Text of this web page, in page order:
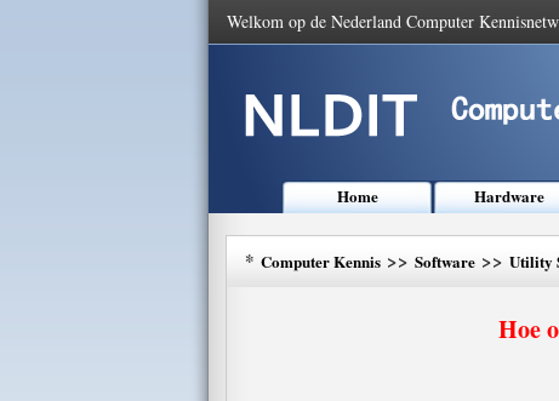
Welkom op de Nederland Computer
Home Hardware
* Computer Kennis >> Software >> Utility
Hoe